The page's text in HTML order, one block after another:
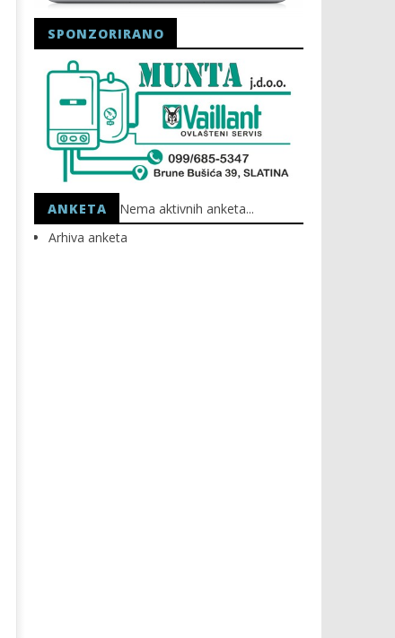
HEP: Bez struje
31.10.2025.
SPONZORIRANO
ANKETA
Nema aktivnih anketa...
Arhiva anketa